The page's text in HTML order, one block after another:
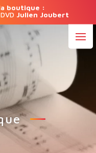
boutique :
Julien Joubert